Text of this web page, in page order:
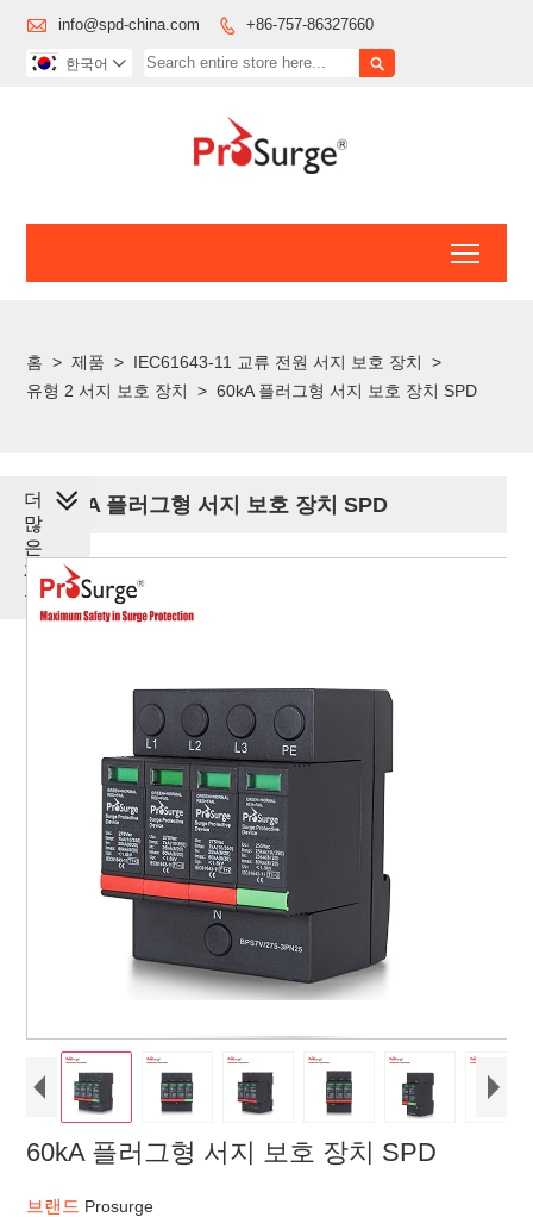
 info@spd-china.com  +86-757-86327660

한국어 
홈 > 제품 > IEC61643-11 교류 전원 서지 보호 장치
>
유형 2 서지 보호 장치
> 60kA 플러그형 서지 보호 장치 SPD
60kA 플러그형 서지 보호 장치 SPD
60kA 플러그형 서지 보호 장치 SPD
브랜드 Prosurge
더
많
은
제
품